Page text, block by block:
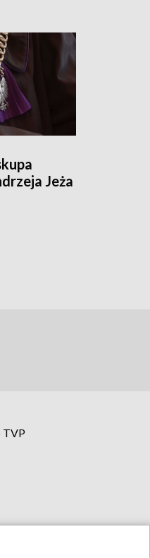
Jeża
TVP